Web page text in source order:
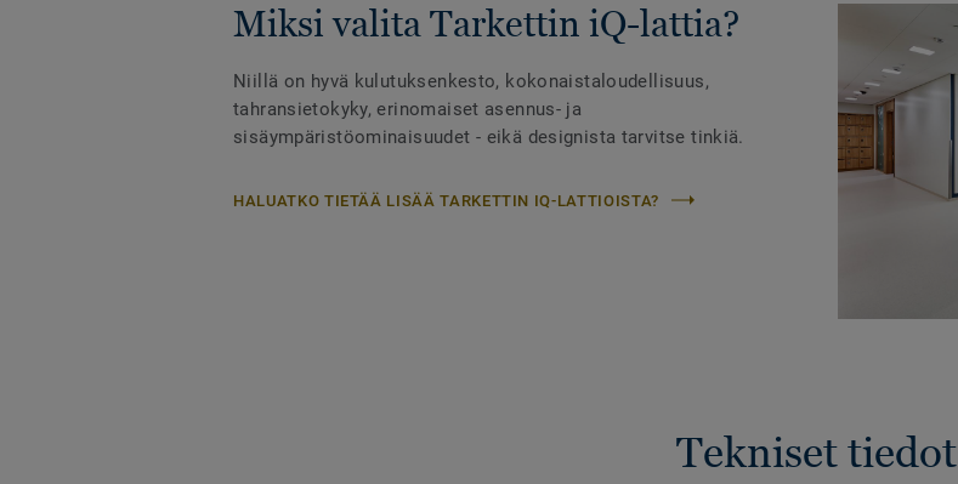
Miksi valita Tarkettin iQ-lattia?
Niillä on hyvä kulutuksenkesto, kokonaistaloudellisuus,
tahransietokyky, erinomaiset asennus- ja
sisäympäristöominaisuudet - eikä designista tarvitse tinkiä.
HALUATKO TIETÄÄ LISÄÄ TARKETTIN IQ-LATTIOISTA?
Tekniset tiedot